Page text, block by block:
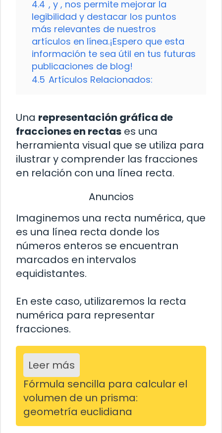
4.4 , y , nos permite mejorar la
legibilidad y destacar los puntos
más relevantes de nuestros
artículos en línea.¡Espero que esta
información te sea útil en tus futuras
publicaciones de blog!
4.5 Artículos Relacionados:
Una representación gráfica de
fracciones en rectas es una
herramienta visual que se utiliza para
ilustrar y comprender las fracciones
en relación con una línea recta.
Anuncios
Imaginemos una recta numérica, que
es una línea recta donde los
números enteros se encuentran
marcados en intervalos
equidistantes.
En este caso, utilizaremos la recta
numérica para representar
fracciones.
Leer más
Fórmula sencilla para calcular el
volumen de un prisma:
geometría euclidiana